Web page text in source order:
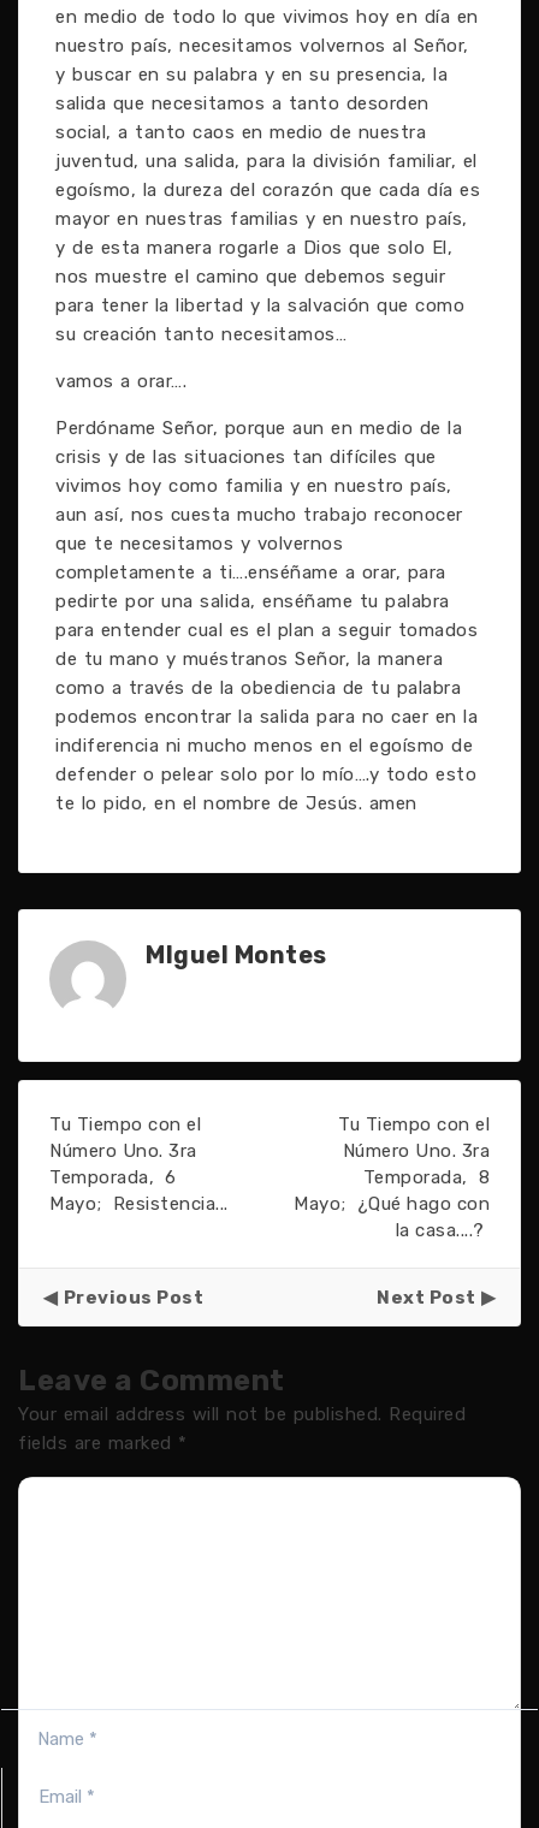
en medio de todo lo que vivimos hoy en día en
nuestro país, necesitamos volvernos al Señor,
y buscar en su palabra y en su presencia, la
salida que necesitamos a tanto desorden
social, a tanto caos en medio de nuestra
juventud, una salida, para la división familiar, el
egoísmo, la dureza del corazón que cada día es
mayor en nuestras familias y en nuestro país,
y de esta manera rogarle a Dios que solo El,
nos muestre el camino que debemos seguir
para tener la libertad y la salvación que como
su creación tanto necesitamos…
vamos a orar….
Perdóname Señor, porque aun en medio de la
crisis y de las situaciones tan difíciles que
vivimos hoy como familia y en nuestro país,
aun así, nos cuesta mucho trabajo reconocer
que te necesitamos y volvernos
completamente a ti….enséñame a orar, para
pedirte por una salida, enséñame tu palabra
para entender cual es el plan a seguir tomados
de tu mano y muéstranos Señor, la manera
como a través de la obediencia de tu palabra
podemos encontrar la salida para no caer en la
indiferencia ni mucho menos en el egoísmo de
defender o pelear solo por lo mío….y todo esto
te lo pido, en el nombre de Jesús. amen
MIguel Montes
Tu Tiempo con el
Número Uno. 3ra
Temporada, 6
Mayo; Resistencia...
Tu Tiempo con el
Número Uno. 3ra
Temporada, 8
Mayo; ¿Qué hago con
la casa....?
Previous Post Next Post
Leave a Comment
Your email address will not be published. Required
fields are marked *